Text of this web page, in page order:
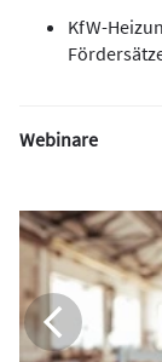
KfW-
Webinare